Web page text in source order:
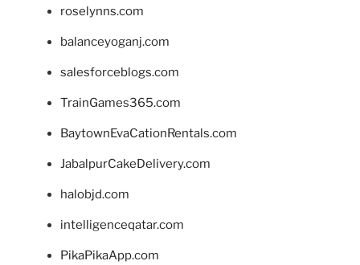
roselynns.com
balanceyoganj.com
salesforceblogs.com
TrainGames365.com
BaytownEvaCationRentals.com
JabalpurCakeDelivery.com
halobjd.com
intelligenceqatar.com
PikaPikaApp.com